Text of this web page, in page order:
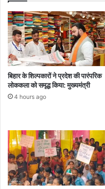
बिहार के शिल्पकारों ने प्रदेश की पारंपरिक
लोककला को समृद्ध किया: मुख्यमंत्री
4 hours ago